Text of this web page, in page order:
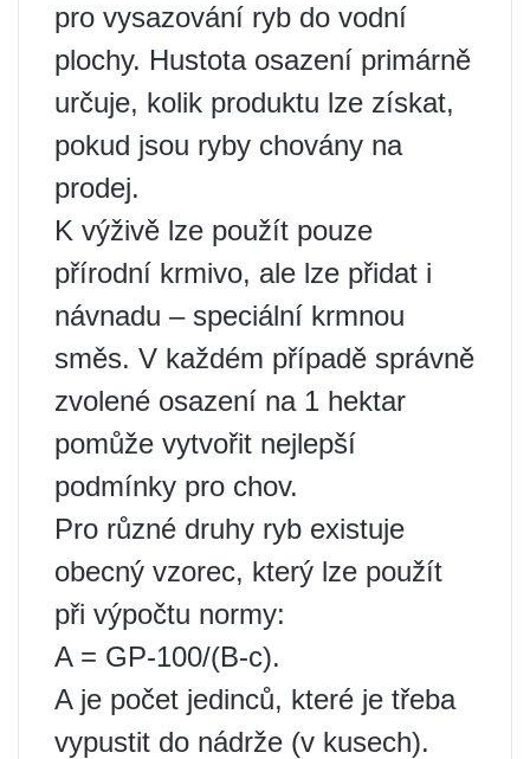
pro vysazování ryb do vodní
plochy. Hustota osazení primárně
určuje, kolik produktu lze získat,
pokud jsou ryby chovány na
prodej.
K výživě lze použít pouze
přírodní krmivo, ale lze přidat i
návnadu – speciální krmnou
směs. V každém případě správně
zvolené osazení na 1 hektar
pomůže vytvořit nejlepší
podmínky pro chov.
Pro různé druhy ryb existuje
obecný vzorec, který lze použít
při výpočtu normy:
A = GP-100/(B-c).
A je počet jedinců, které je třeba
vypustit do nádrže (v kusech).